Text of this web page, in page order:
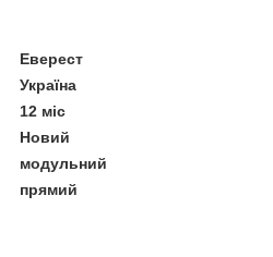
Еверест
Україна
12 міс
Новий
модульний
прямий